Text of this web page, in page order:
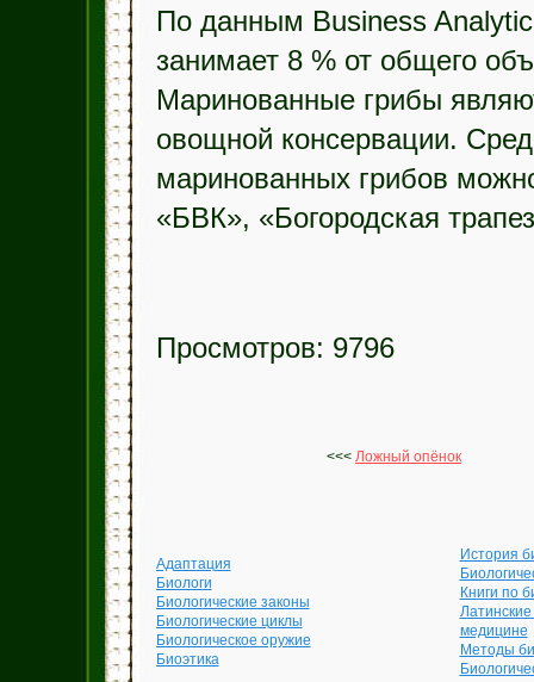
По данным Business
занимает 8 % от общего
Маринованные грибы
овощной консервации.
маринованных грибов
«БВК», «Богородская
Просмотров: 9796
<<< Ложный опёнок
Адаптация
Биологи
Биологические законы
Биологические циклы
Биологическое оружие
Биоэтика
История
Книги по
медицине
Методы